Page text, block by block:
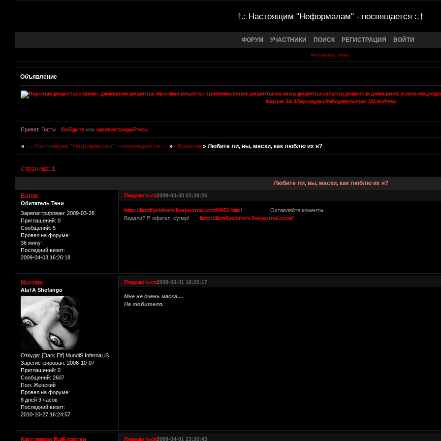
†.: Настоящим "Неформалам" - посвящается :.†
ФОРУМ УЧАСТНИКИ ПОИСК РЕГИСТРАЦИЯ ВОЙТИ
Активные темы
Объявление
Форум За Здоровую Неформальную Молодежь
Привет, Гость! Войдитеили зарегистрируйтесь.
»†.: Настоящим "Неформалам" - посвящается :.† »- Креатив »Любите ли, вы, маски, как люблю их я?
Любите ли, вы, маски, как люблю их я?
Страница:1
Поделиться2009-03-30 03:39:26
Baton
Обитатель Тени
Зарегистрирован: 2009-03-28
Приглашений: 0
Сообщений: 5
Провел на форуме:
36 минут
Последний визит:
2009-04-03 16:26:18
http://familyskiners.livejournal.com/4022.html Оставляйте коменты.
Видали? Я офигел, супер!http://familyskiners.livejournal.com/
Поделиться2009-03-31 18:25:17
Nuraina
Ala†A Shefango
Откуда: [Dark Elf] MundiS InfernaLiS
Зарегистрирован: 2006-10-07
Приглашений: 0
Сообщений: 2607
Пол: Женский
Провел на форуме:
8 дней 9 часов
Последний визит:
2010-10-27 16:24:57
Мне не очень маска....
На любителя.
Поделиться2009-04-01 23:26:43
Кассандра ВаБлатски